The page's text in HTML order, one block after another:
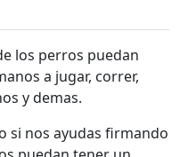
los perros puedan
a jugar, correr,
y demas.
si nos ayudas firmando